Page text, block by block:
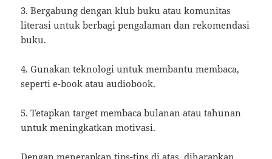
3. Bergabung dengan klub buku atau komunitas
literasi untuk berbagi pengalaman dan rekomendasi
buku.
4. Gunakan teknologi untuk membantu membaca,
seperti e-book atau audiobook.
5. Tetapkan target membaca bulanan atau tahunan
untuk meningkatkan motivasi.